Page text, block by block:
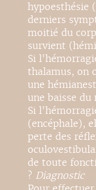
hypoesthésie
derniers
moitié du
survient
Si
thalamus, on
une
une baisse du
Si
(encéphale),
perte des
de toute
? Diagnostic